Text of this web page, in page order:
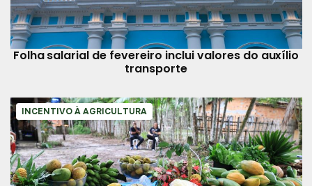
Folha salarial de fevereiro inclui valores do auxílio
transporte
INCENTIVO À AGRICULTURA